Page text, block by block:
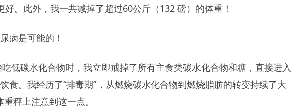
。此外，我一共减掉了超过60公斤（132 磅）的体重！
病是可能的！
低碳水化合物时，我立即戒掉了所有主食类碳水化合物和糖，直接进入
食。我经历了“排毒期”，从燃烧碳水化合物到燃烧脂肪的转变持续了大
秤上注意到这一点。